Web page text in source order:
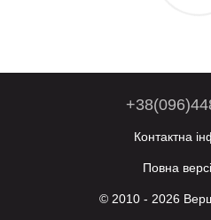
Контактна
Повна
© 2010 - 2026